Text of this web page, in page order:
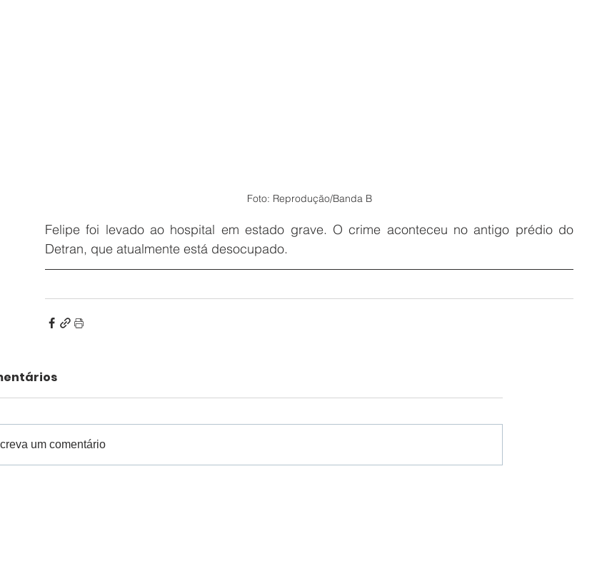
Foto: Reprodução/Banda B
Felipe foi levado ao hospital em estado grave. O crime aconteceu no antigo prédio do
Detran, que atualmente está desocupado.
um comentário